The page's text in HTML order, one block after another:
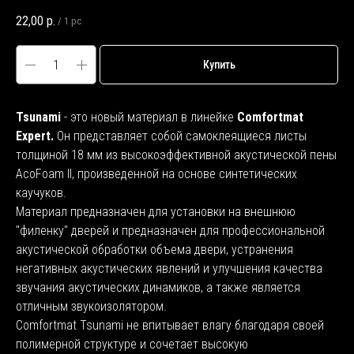
22,00 р. / 1 pc
Купить
Tsunami - это новый материал в линейке Comfortmat
Expert. Он представляет собой самоклеящиеся листы
толщиной 18 мм из высокоэффективной акустической пены
AcoFoam II, произведенной на основе синтетических
каучуков.
Материал предназначен для установки на внешнюю
"филенку" дверей и предназначен для профессиональной
акустической обработки объема двери, устранения
негативных акустических явлений и улучшения качества
звучания акустических динамиков, а также является
отличным звукоизолятором.
Comfortmat Tsunami не впитывает влагу благодаря своей
полимерной структуре и сочетает высокую